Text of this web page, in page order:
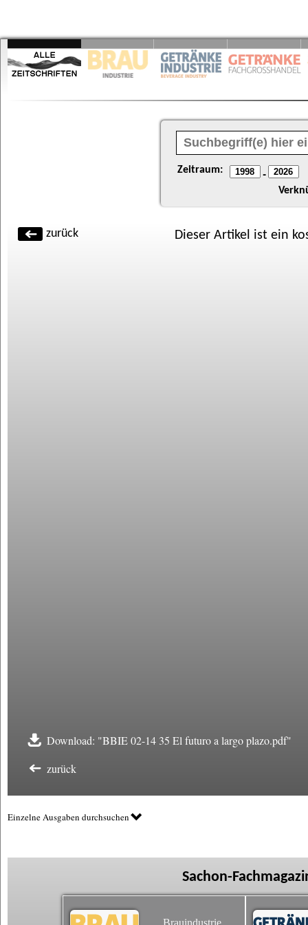
Zeitraum: -
zurück Dieser Artikel ist ein
Download: "BBIE 02-14 35 El futuro a largo plazo.pdf"
zurück
Einzelne Ausgaben durchsuchen
Sachon-
Brauindustrie